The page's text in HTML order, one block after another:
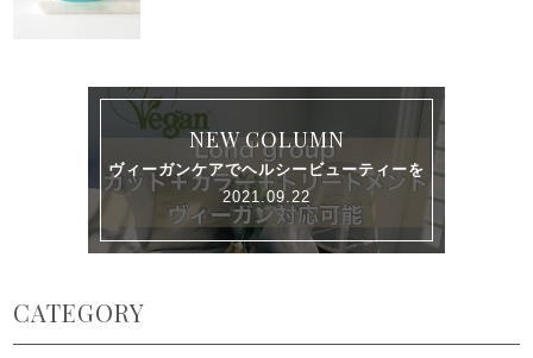
NEW COLUMN
ヴィーガンケアでヘルシービューティーを
2021.09.22
CATEGORY